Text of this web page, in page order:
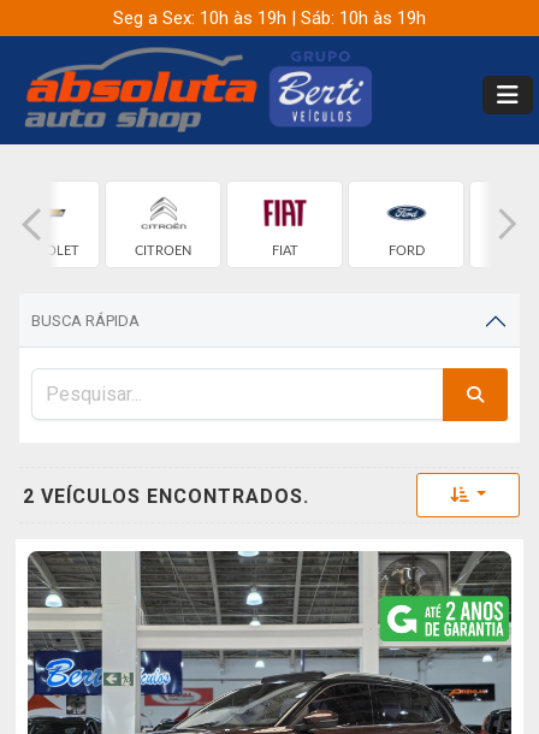
Seg a Sex: 10h às 19h | Sáb: 10h às 19h
CHEVROLET CITROEN FIAT FORD
BUSCA RÁPIDA
2 VEÍCULOS ENCONTRADOS. Toggle